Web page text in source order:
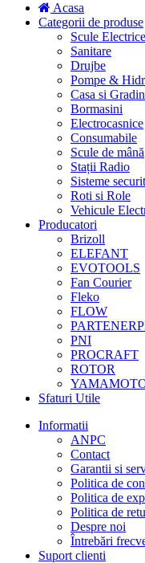
Acasa
Categorii de produse
Scule Electrice
Sanitare
Drujbe
Pompe &
Casa si
Bormasini
Electrocasnice
Consumabile
Scule de mână
Stații Radio
Sisteme
Roti si Role
Vehicule
Producatori
Brizoll
ELEFANT
EVOTOOLS
Fan Courier
Fleko
FLOW
PNI
PROCRAFT
ROTOR
Sfaturi Utile
Informatii
ANPC
Contact
Garantii si
Politica de
Politica de
Politica de
Despre noi
Întrebări
Suport clienti